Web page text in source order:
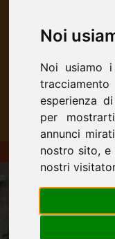
Noi
Noi usiamo
esperienza
per
annunci
nostro sito, e
nostri
ORATORIO